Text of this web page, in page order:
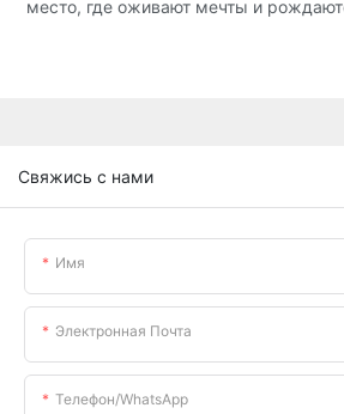
место, где оживают мечты и
Свяжись с нами
Имя
Электронная Почта
Телефон/WhatsApp